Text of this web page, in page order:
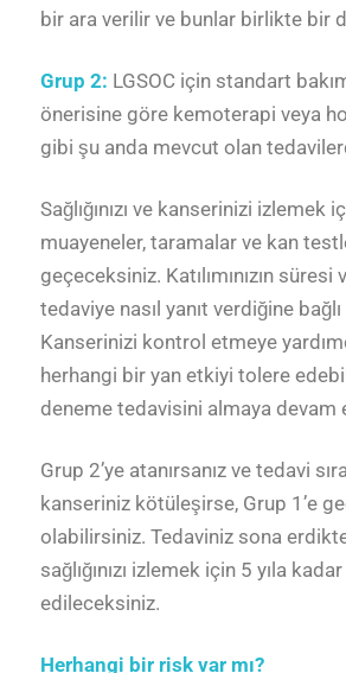
bir ara verilir ve bunlar birlikte bir
Grup 2: LGSOC için standart
önerisine göre kemoterapi veya
gibi şu anda mevcut olan
Sağlığınızı ve kanserinizi izlemek
muayeneler, taramalar ve kan
geçeceksiniz. Katılımınızın süresi
tedaviye nasıl yanıt verdiğine
Kanserinizi kontrol etmeye
herhangi bir yan etkiyi tolere
deneme tedavisini almaya devam
Grup 2’ye atanırsanız ve tedavi
kanseriniz kötüleşirse, Grup 1’e
olabilirsiniz. Tedaviniz sona
sağlığınızı izlemek için 5 yıla
edileceksiniz.
Herhangi bir risk var mı?